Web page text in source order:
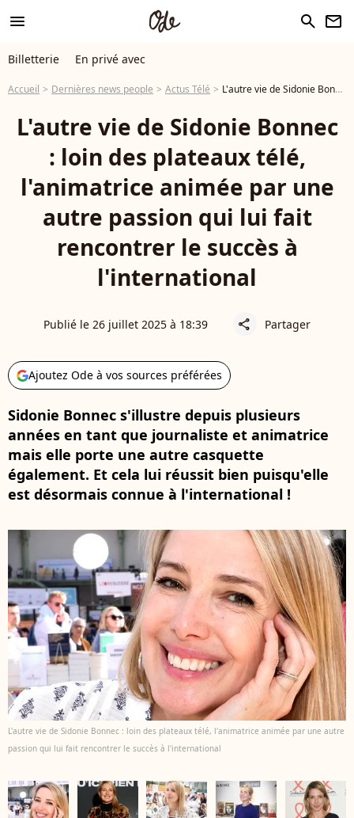
menu search newsletter
Billetterie En privé avec
Accueil Dernières news people Actus Télé L'autre vie de Sidonie Bonnec : loin des plateaux télé, l'animatrice animée par une autre passion qui lui fait rencontrer le succès à l'international
L'autre vie de Sidonie Bonnec
: loin des plateaux télé,
l'animatrice animée par une
autre passion qui lui fait
rencontrer le succès à
l'international
Publié le 26 juillet 2025 à 18:39 share Partager
Ajoutez Ode à vos sources préférées
Sidonie Bonnec s'illustre depuis plusieurs
années en tant que journaliste et animatrice
mais elle porte une autre casquette
également. Et cela lui réussit bien puisqu'elle
est désormais connue à l'international !
L'autre vie de Sidonie Bonnec : loin des plateaux télé, l'animatrice animée par une autre
passion qui lui fait rencontrer le succès à l'international